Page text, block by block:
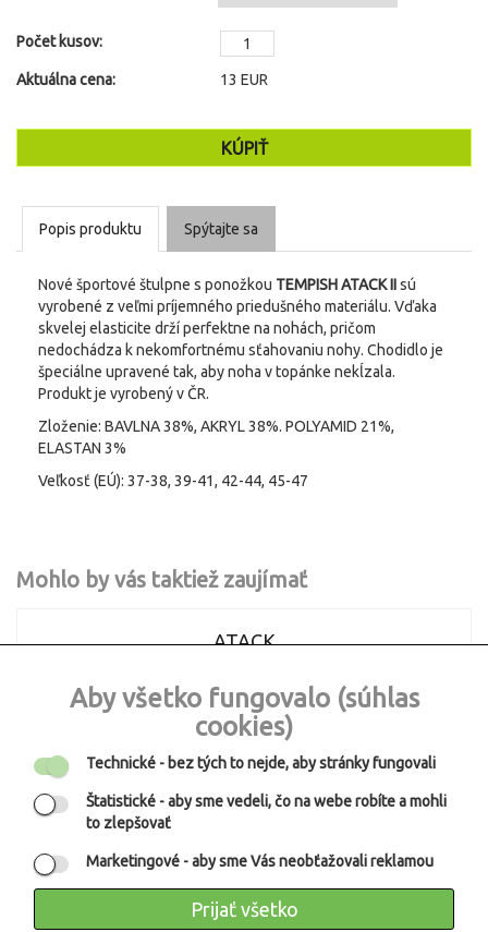
Aby všetko fungovalo (súhlas
cookies)
Technické - bez tých to nejde, aby stránky fungovali
Štatistické - aby sme vedeli, čo na webe robíte a mohli
to zlepšovať
Marketingové - aby sme Vás neobťažovali reklamou
Prijať všetko
Počet kusov:
Aktuálna cena: 13 EUR
Popis produktu Spýtajte sa
Nové športové štulpne s ponožkou TEMPISH ATACK IIsú
vyrobené z veľmi príjemného priedušného materiálu. Vďaka
skvelej elasticite drží perfektne na nohách, pričom
nedochádza k nekomfortnému sťahovaniu nohy. Chodidlo je
špeciálne upravené tak, aby noha v topánke nekĺzala.
Produkt je vyrobený v ČR.
Zloženie: BAVLNA 38%, AKRYL 38%. POLYAMID 21%,
ELASTAN 3%
Veľkosť (EÚ): 37-38, 39-41, 42-44, 45-47
Mohlo by vás taktiež zaujímať
Výpredaj
ATACK
veľmi príjemného priedušného materiálu. Vďaka